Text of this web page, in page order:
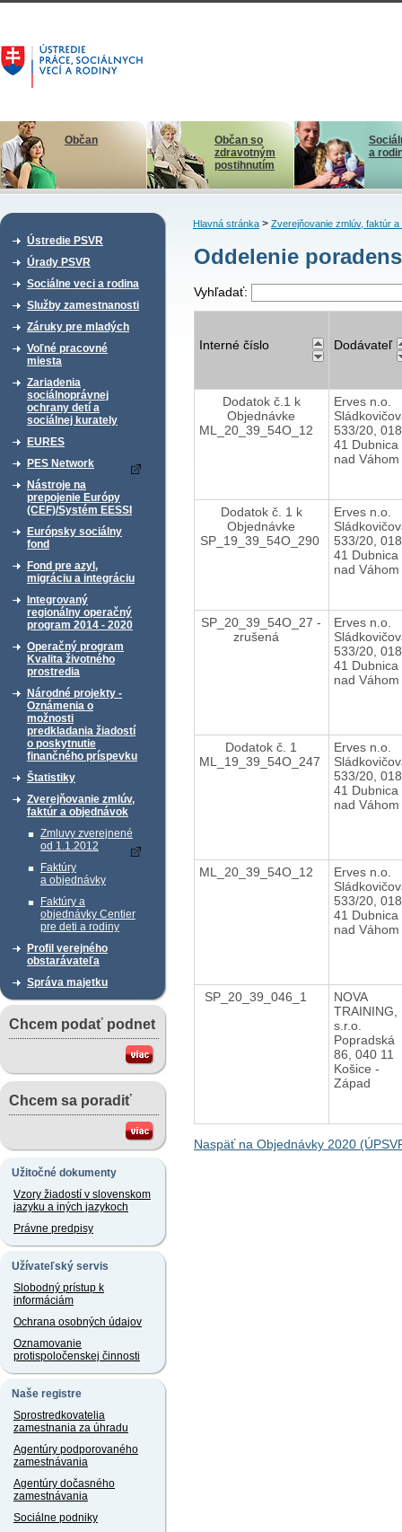
Občan
Občan so
zdravotným
postihnutím
a
Ústredie PSVR
Úrady PSVR
Sociálne veci a rodina
Služby zamestnanosti
Záruky pre mladých
Voľné pracovné
miesta
Zariadenia
sociálnoprávnej
ochrany detí a
sociálnej kurately
EURES
PES Network
Nástroje na
prepojenie Európy
(CEF)/Systém EESSI
Európsky sociálny
fond
Fond pre azyl,
migráciu a integráciu
Integrovaný
regionálny operačný
program 2014 - 2020
Operačný program
Kvalita životného
prostredia
Národné projekty -
Oznámenia o
možnosti
predkladania žiadostí
o poskytnutie
finančného príspevku
Štatistiky
Zverejňovanie zmlúv,
faktúr a objednávok
Zmluvy zverejnené
od 1.1.2012
Faktúry
a objednávky
Faktúry a
objednávky Centier
pre deti a rodiny
Profil verejného
obstarávateľa
Správa majetku
Chcem podať podnet
Chcem sa poradiť
Užitočné dokumenty
Vzory žiadostí v slovenskom
jazyku a iných jazykoch
Právne predpisy
Užívateľský servis
Slobodný prístup k
informáciám
Ochrana osobných údajov
Oznamovanie
protispoločenskej činnosti
Naše registre
Sprostredkovatelia
zamestnania za úhradu
Agentúry podporovaného
zamestnávania
Agentúry dočasného
zamestnávania
Sociálne podniky
Hlavná stránka> Zverejňovanie zmlúv, faktúr a
Oddelenie
Vyhľadať:
Interné číslo Dodávateľ
Dodatok č.1 k
Objednávke
ML_20_39_54O_12
Erves n.o.
533/20, 018
41 Dubnica
nad Váhom
Dodatok č. 1 k
Objednávke
SP_19_39_54O_290
Erves n.o.
533/20, 018
41 Dubnica
nad Váhom
SP_20_39_54O_27 -
zrušená
Erves n.o.
533/20, 018
41 Dubnica
nad Váhom
Dodatok č. 1
ML_19_39_54O_247
Erves n.o.
533/20, 018
41 Dubnica
nad Váhom
ML_20_39_54O_12
Erves n.o.
533/20, 018
41 Dubnica
nad Váhom
SP_20_39_046_1
NOVA
TRAINING,
s.r.o.
Popradská
86, 040 11
Košice -
Západ
Naspäť na Objednávky 2020